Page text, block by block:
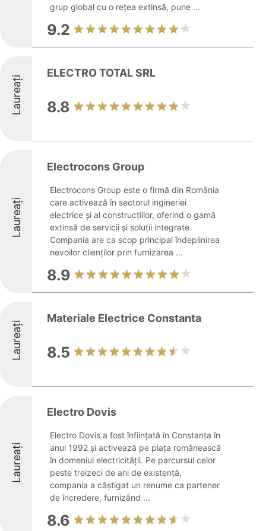
grup global cu o rețea extinsă, pune ...
9.2
Laureați
ELECTRO TOTAL SRL
8.8
Laureați
Electrocons Group
Electrocons Group este o firmă din România
care activează în sectorul ingineriei
electrice și al construcțiilor, oferind o gamă
extinsă de servicii și soluții integrate.
Compania are ca scop principal îndeplinirea
nevoilor clienților prin furnizarea ...
8.9
Laureați
Materiale Electrice Constanta
8.5
Laureați
Electro Dovis
Electro Dovis a fost înființată în Constanța în
anul 1992 și activează pe piața românească
în domeniul electricității. Pe parcursul celor
peste treizeci de ani de existență,
compania a câștigat un renume ca partener
de încredere, furnizând ...
8.6